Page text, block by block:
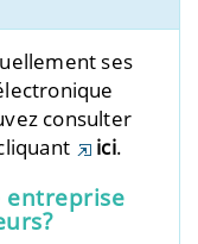
ses
consulter
ici.
entreprise